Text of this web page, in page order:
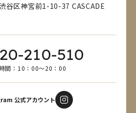
谷区神宮前1-10-37 CASCADE
210-510
間：10：00～20：00
公式アカウント